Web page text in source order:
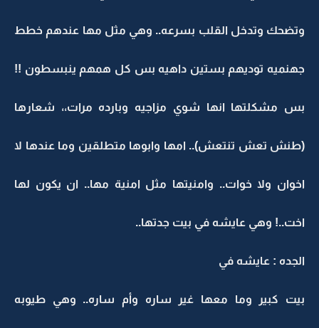
وتضحك وتدخل القلب بسرعه.. وهي مثل مها عندهم خطط
جهنميه توديهم بستين داهيه بس كل همهم ينبسطون !!
بس مشكلتها انها شوي مزاجيه وبارده مرات،، شعارها
(طنش تعش تنتعش).. امها وابوها متطلقين وما عندها لا
اخوان ولا خوات.. وامنيتها مثل امنية مها.. ان يكون لها
اخت..! وهي عايشه في بيت جدتها..
الجده : عايشه في
بيت كبير وما معها غير ساره وأم ساره.. وهي طيوبه